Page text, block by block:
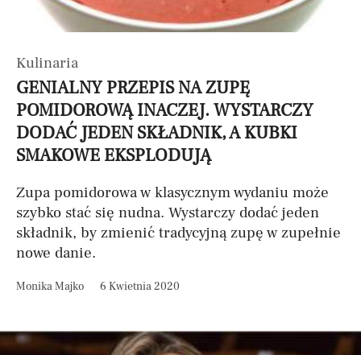
Kulinaria
GENIALNY PRZEPIS NA ZUPĘ
POMIDOROWĄ INACZEJ. WYSTARCZY
DODAĆ JEDEN SKŁADNIK, A KUBKI
SMAKOWE EKSPLODUJĄ
Zupa pomidorowa w klasycznym wydaniu może
szybko stać się nudna. Wystarczy dodać jeden
składnik, by zmienić tradycyjną zupę w zupełnie
nowe danie.
Monika Majko 6 Kwietnia 2020